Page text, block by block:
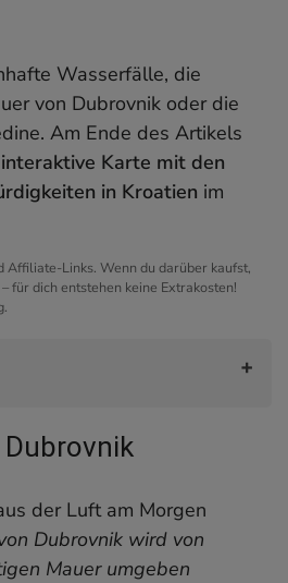
Wasserfälle, die
von Dubrovnik oder die
Am Ende des Artikels
interaktive Karte mit den
in Kroatien im
Affiliate-Links. Wenn du darüber kaufst,
für dich entstehen keine Extrakosten!
Kleinstadt Kroatiens
Seen
in Split
Dubrovnik wird von
Mauer umgeben